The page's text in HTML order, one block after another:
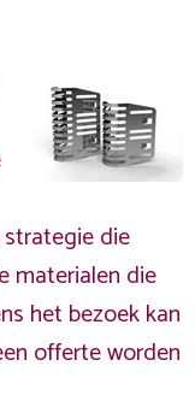
die
materialen die
het bezoek kan
offerte worden